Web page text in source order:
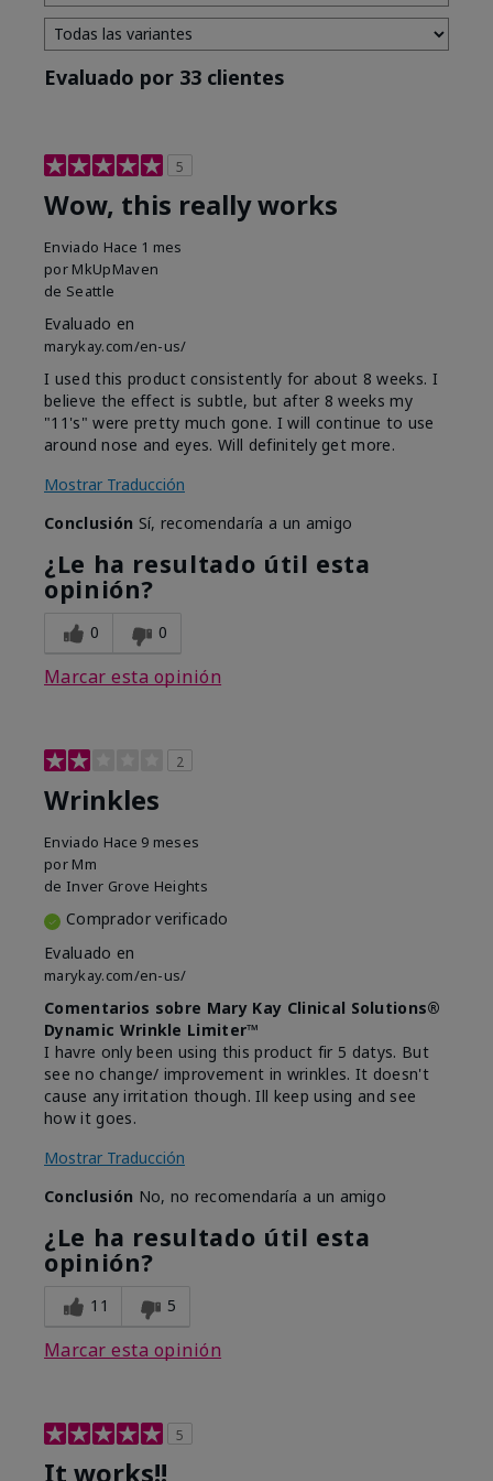
Evaluado por 33 clientes
5
Wow, this really works
Enviado Hace 1 mes
por MkUpMaven
de Seattle
Evaluado en
marykay.com/en-us/
I used this product consistently for about 8 weeks. I
believe the effect is subtle, but after 8 weeks my
"11's" were pretty much gone. I will continue to use
around nose and eyes. Will definitely get more.
Mostrar Traducción
Conclusión Sí, recomendaría a un amigo
¿Le ha resultado útil esta
opinión?
0 0
Marcar esta opinión
2
Wrinkles
Enviado Hace 9 meses
por Mm
de Inver Grove Heights
Comprador verificado
Evaluado en
marykay.com/en-us/
Comentarios sobre Mary Kay Clinical Solutions®
Dynamic Wrinkle Limiter™
I havre only been using this product fir 5 datys. But
see no change/ improvement in wrinkles. It doesn't
cause any irritation though. Ill keep using and see
how it goes.
Mostrar Traducción
Conclusión No, no recomendaría a un amigo
¿Le ha resultado útil esta
opinión?
11 5
Marcar esta opinión
5
It works!!